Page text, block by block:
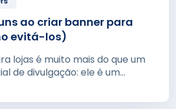
ao criar banner para
evitá-los)
lojas é muito mais do que um
de divulgação: ele é um...